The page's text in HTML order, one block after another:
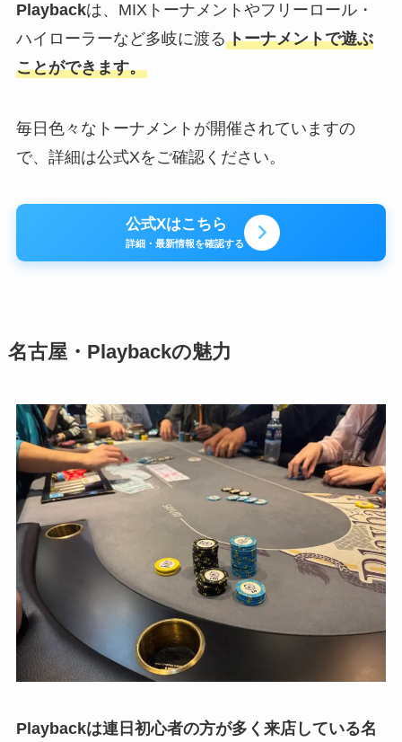
Playbackは、MIXトーナメントやフリーロール・
ハイローラーなど多岐に渡るトーナメントで遊ぶ
ことができます。
毎日色々なトーナメントが開催されていますの
で、詳細は公式Xをご確認ください。
公式Xはこちら
詳細・最新情報を確認する
名古屋・ Playbackの魅力
Playbackは連日初心者の方が多く来店している名